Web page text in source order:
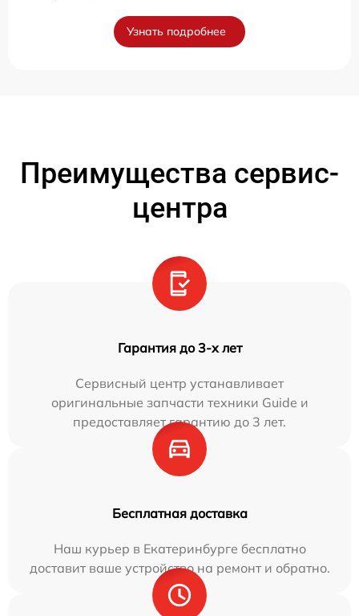
Узнать подробнее
Преимущества сервис-
центра
Гарантия до 3-х лет
Сервисный центр устанавливает
оригинальные запчасти техники Guide и
предоставляет гарантию до 3 лет.
Бесплатная доставка
Наш курьер в Екатеринбурге бесплатно
доставит ваше устройство на ремонт и обратно.